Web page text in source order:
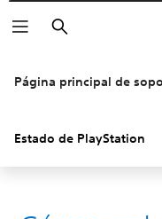
Buscar
Página principal de
Estado de PlayStation